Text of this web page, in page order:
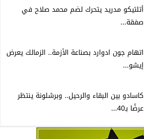
أتلتيكو مدريد يتحرك لضم محمد صلاح في
صفقة...
اتهام جون ادوارد بصناعة الأزمة.. الزمالك يعرض
إيشو...
كاسادو بين البقاء والرحيل.. وبرشلونة ينتظر
عرضًا بـ40...